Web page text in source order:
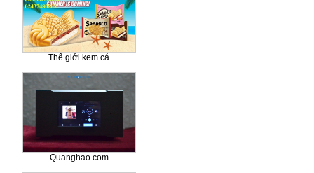
Thế giới kem cá
Quanghao.com